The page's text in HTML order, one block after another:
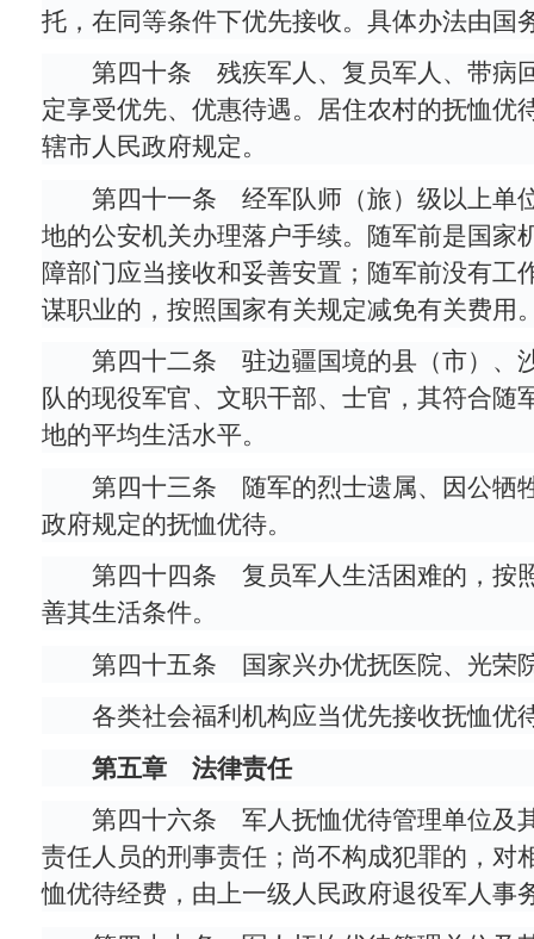
托，在同等条件下优先接收。具体办法由国
第四十条 残疾军人、复员军人、带病
定享受优先、优惠待遇。居住农村的抚恤
辖市人民政府规定。
第四十一条 经军队师（旅）级以上单
地的公安机关办理落户手续。随军前是国家
障部门应当接收和妥善安置；随军前没有
谋职业的，按照国家有关规定减免有关费用
第四十二条 驻边疆国境的县（市）、
队的现役军官、文职干部、士官，其符合
地的平均生活水平。
第四十三条 随军的烈士遗属、因公牺
政府规定的抚恤优待。
第四十四条 复员军人生活困难的，按
善其生活条件。
第四十五条 国家兴办优抚医院、光荣
各类社会福利机构应当优先接收抚恤优
第五章 法律责任
第四十六条 军人抚恤优待管理单位及
责任人员的刑事责任；尚不构成犯罪的，对
恤优待经费，由上一级人民政府退役军人事